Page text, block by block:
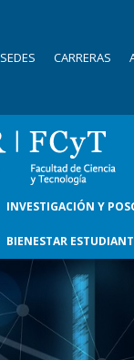
SEDES CARRERAS
INVESTIGACIÓN Y
BIENESTAR